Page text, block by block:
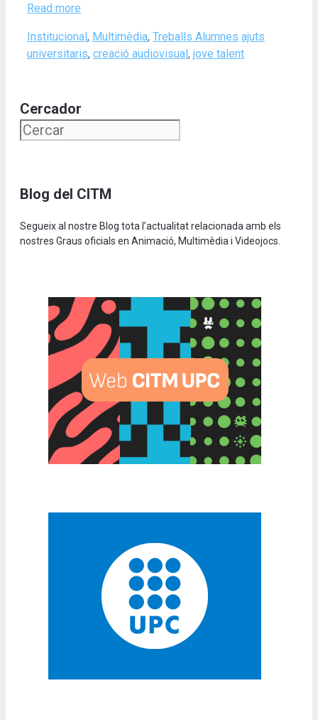
Read more
Categories
Institucional, Multimèdia, Treballs Alumnes Tags
ajuts
universitaris, creació audiovisual, jove talent
Cercador
Blog del CITM
Segueix al nostre Blog tota l’actualitat relacionada amb els
nostres Graus oficials en Animació, Multimèdia i Videojocs.